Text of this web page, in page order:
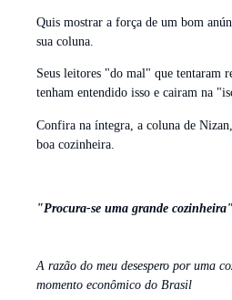
Quis mostrar a força de um bom
sua coluna.
Seus leitores "do mal" que tentaram
tenham entendido isso e cairam na
Confira na íntegra, a coluna de
boa cozinheira.
"Procura-se uma grande cozinheira"
A razão do meu desespero por uma
momento econômico do Brasil